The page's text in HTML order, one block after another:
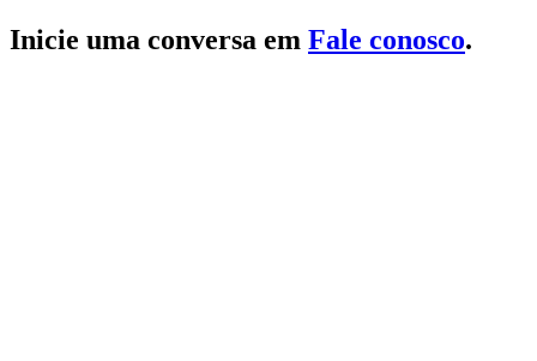
Inicie uma conversa em Fale conosco.